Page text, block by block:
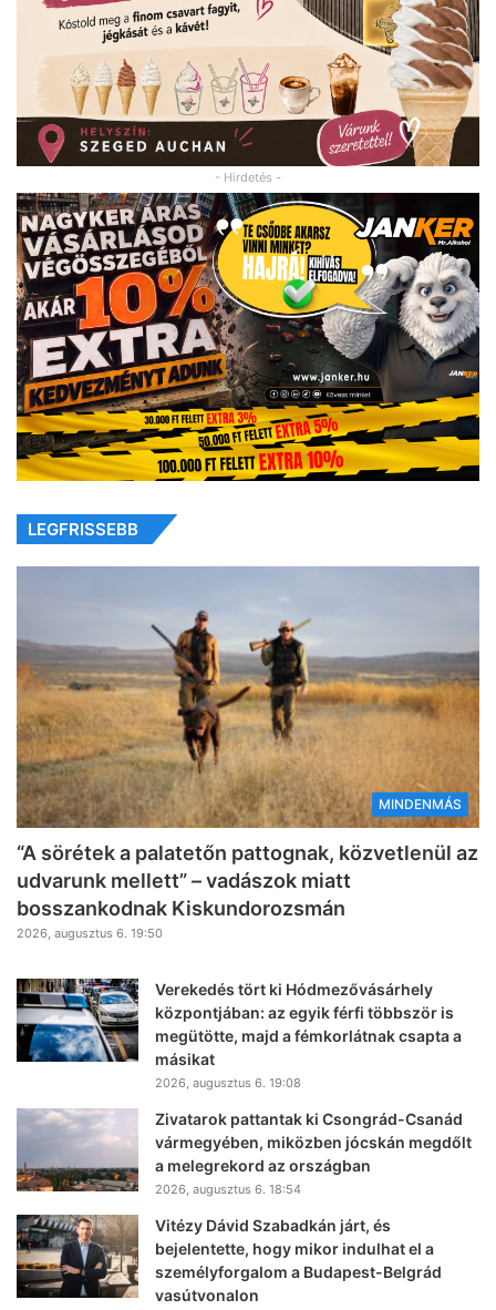
- Hirdetés -
LEGFRISSEBB
MINDENMÁS
“A sörétek a palatetőn pattognak, közvetlenül az
udvarunk mellett” – vadászok miatt
bosszankodnak Kiskundorozsmán
2026, augusztus 6. 19:50
Verekedés tört ki Hódmezővásárhely
központjában: az egyik férfi többször is
megütötte, majd a fémkorlátnak csapta a
másikat
2026, augusztus 6. 19:08
Zivatarok pattantak ki Csongrád-Csanád
vármegyében, miközben jócskán megdőlt
a melegrekord az országban
2026, augusztus 6. 18:54
Vitézy Dávid Szabadkán járt, és
bejelentette, hogy mikor indulhat el a
személyforgalom a Budapest-Belgrád
vasútvonalon